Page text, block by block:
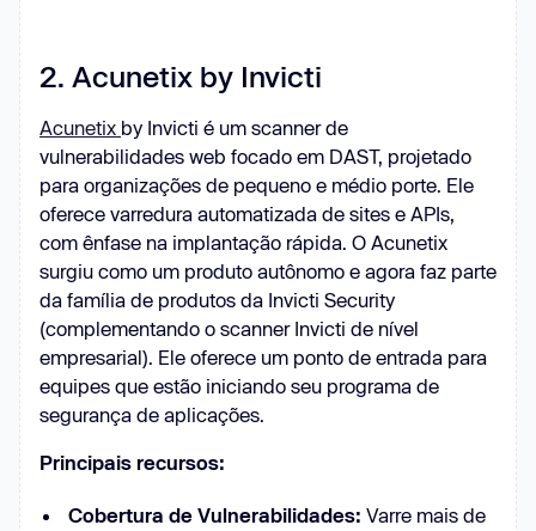
2. Acunetix by Invicti
Acunetix by Invicti é um scanner de
vulnerabilidades web focado em DAST, projetado
para organizações de pequeno e médio porte. Ele
oferece varredura automatizada de sites e APIs,
com ênfase na implantação rápida. O Acunetix
surgiu como um produto autônomo e agora faz parte
da família de produtos da Invicti Security
(complementando o scanner Invicti de nível
empresarial). Ele oferece um ponto de entrada para
equipes que estão iniciando seu programa de
segurança de aplicações.
Principais recursos:
Cobertura de Vulnerabilidades: Varre mais de